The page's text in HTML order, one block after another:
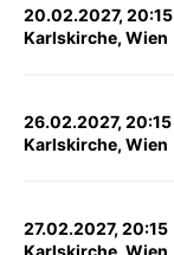
20.02.2027, 20:15
Karlskirche, Wien
26.02.2027, 20:15
Karlskirche, Wien
27.02.2027, 20:15
Karlskirche, Wien